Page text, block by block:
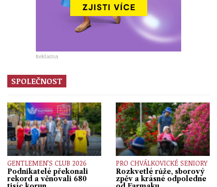
Reklama
SPOLEČNOST
GENTLEMEN’S CLUB 2026
Podnikatelé překonali
rekord a věnovali 680
PRO CHVÁLKOVICKÉ SENIORY
Rozkvetlé růže, sborový
zpěv a krásné odpoledne